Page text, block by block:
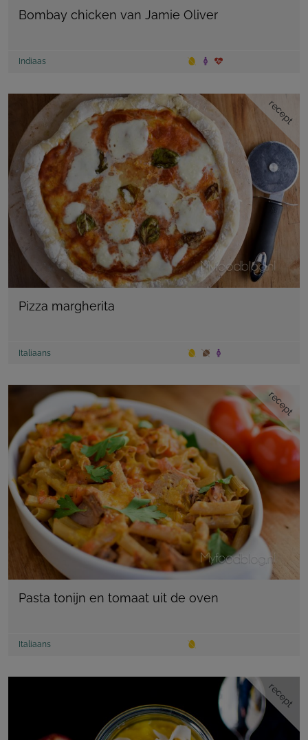
Bombay chicken van Jamie Oliver
Indiaas
recept
Pizza margherita
Italiaans
recept
Pasta tonijn en tomaat uit de oven
Italiaans
recept